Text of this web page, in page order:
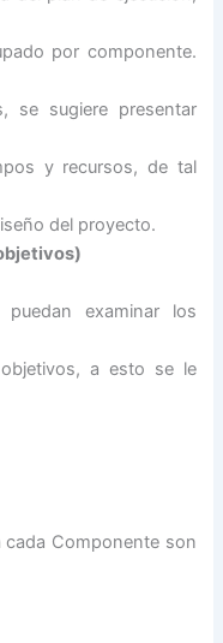
por componente.
se sugiere presentar
y recursos, de tal
del proyecto.
examinar los
a esto se le
cada Componente son